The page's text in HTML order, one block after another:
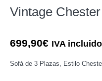
Vintage
699,90€ IVA incluido
Sofá de 3 Plazas, Estilo